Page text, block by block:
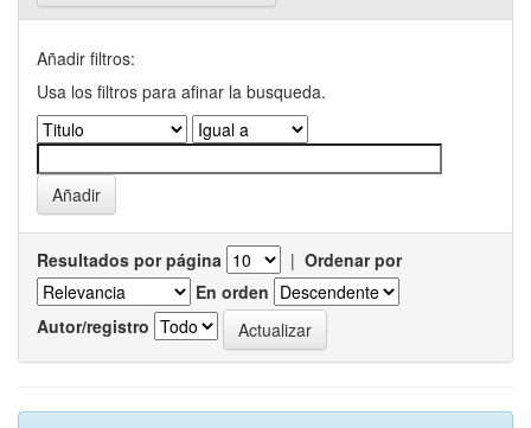
Añadir filtros:
Usa los filtros para afinar la busqueda.
Resultados por página | Ordenar por
En orden
Autor/registro